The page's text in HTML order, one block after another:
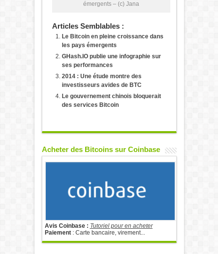
émergents – (c) Jana
Articles Semblables :
Le Bitcoin en pleine croissance dans
les pays émergents
GHash.IO publie une infographie sur
ses performances
2014 : Une étude montre des
investisseurs avides de BTC
Le gouvernement chinois bloquerait
des services Bitcoin
Acheter des Bitcoins sur Coinbase
Avis Coinbase : Tutoriel pour en acheter
Paiement: Carte bancaire, virement...